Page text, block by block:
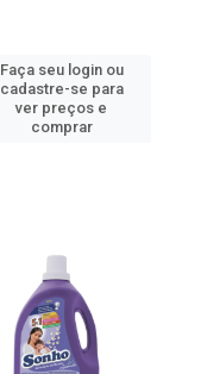
Faça seu login ou
cadastre-se para
ver preços e
comprar